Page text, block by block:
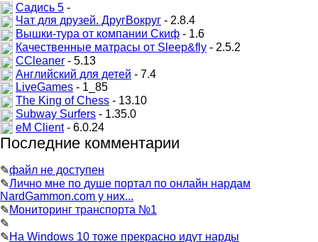
Садись 5 -
Чат для друзей. ДругВокруг - 2.8.4
Вышки-тура от компании Скиф - 1.6
Качественные матрасы от Sleep&fly - 2.5.2
CCleaner - 5.13
Английский для детей - 7.4
LiveGames - 1_85
The King of Chess - 13.10
Subway Surfers - 1.35.0
eM Client- 6.0.24
Последние комментарии
✎файл не доступен
✎Лично мне по душе портал по онлайн нардам
NardGammon.com у них...
✎Мониторинг транспорта №1
✎
✎На Windows 10 тоже прекрасно идут нарды